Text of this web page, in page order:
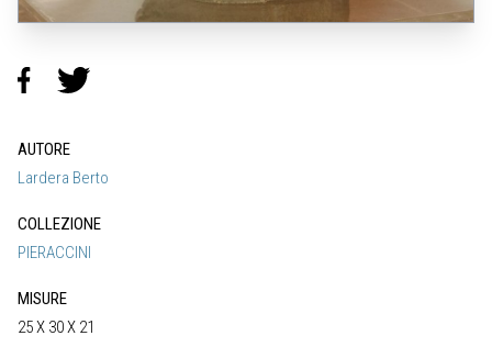
AUTORE
Lardera Berto
COLLEZIONE
PIERACCINI
MISURE
25 X 30 X 21